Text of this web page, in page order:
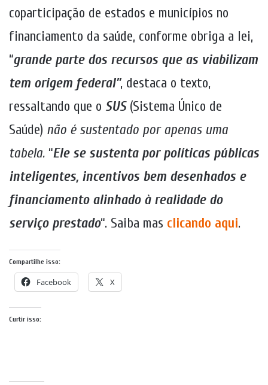
coparticipação de estados e municípios no
financiamento da saúde, conforme obriga a lei,
“grande parte dos recursos que as viabilizam
tem origem federal”, destaca o texto,
ressaltando que o SUS (Sistema Único de
Saúde) não é sustentado por apenas uma
tabela. “Ele se sustenta por políticas públicas
inteligentes, incentivos bem desenhados e
financiamento alinhado à realidade do
serviço prestado“. Saiba mas clicando aqui.
Compartilhe isso:
Facebook X
Curtir isso: